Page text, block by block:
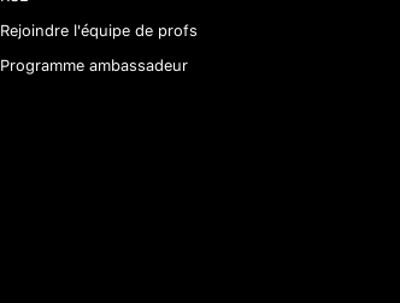
Rejoindre l'équipe de profs
Programme ambassadeur